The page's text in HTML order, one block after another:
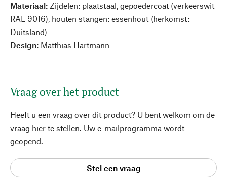
Materiaal: Zijdelen: plaatstaal, gepoedercoat (verkeerswit
RAL 9016), houten stangen: essenhout (herkomst:
Duitsland)
Design: Matthias Hartmann
Vraag over het product
Heeft u een vraag over dit product? U bent welkom om de
vraag hier te stellen. Uw e-mailprogramma wordt
geopend.
Stel een vraag